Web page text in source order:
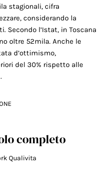
stagionali, cifra
considerando la
Secondo l’Istat, in Toscana
oltre 52mila. Anche le
d’ottimismo,
del 30% rispetto alle
completo
Qualivita